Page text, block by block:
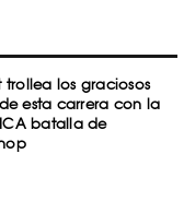
trollea los graciosos
esta carrera con la
batalla de